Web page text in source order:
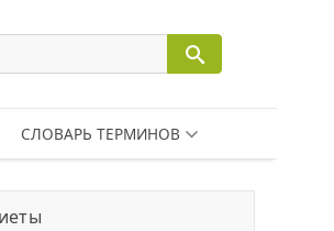
СЛОВАРЬ ТЕРМИНОВ